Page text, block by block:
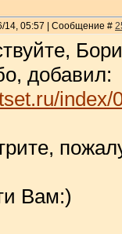
14, 05:57 | Сообщение #
добавил:
index/
Вам:)